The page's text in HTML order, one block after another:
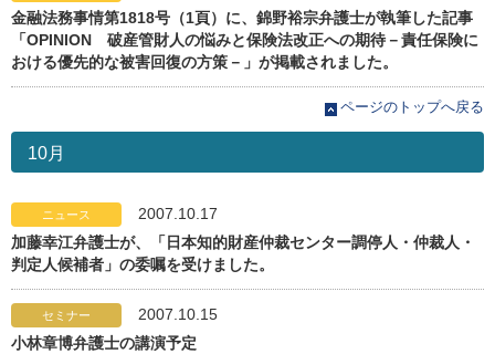
金融法務事情第1818号（1頁）に、錦野裕宗弁護士が執筆した記事
「OPINION 破産管財人の悩みと保険法改正への期待－責任保険に
おける優先的な被害回復の方策－」が掲載されました。
ページのトップへ戻る
10月
ニュース
2007.10.17
加藤幸江弁護士が、「日本知的財産仲裁センター調停人・仲裁人・
判定人候補者」の委嘱を受けました。
セミナー
2007.10.15
小林章博弁護士の講演予定